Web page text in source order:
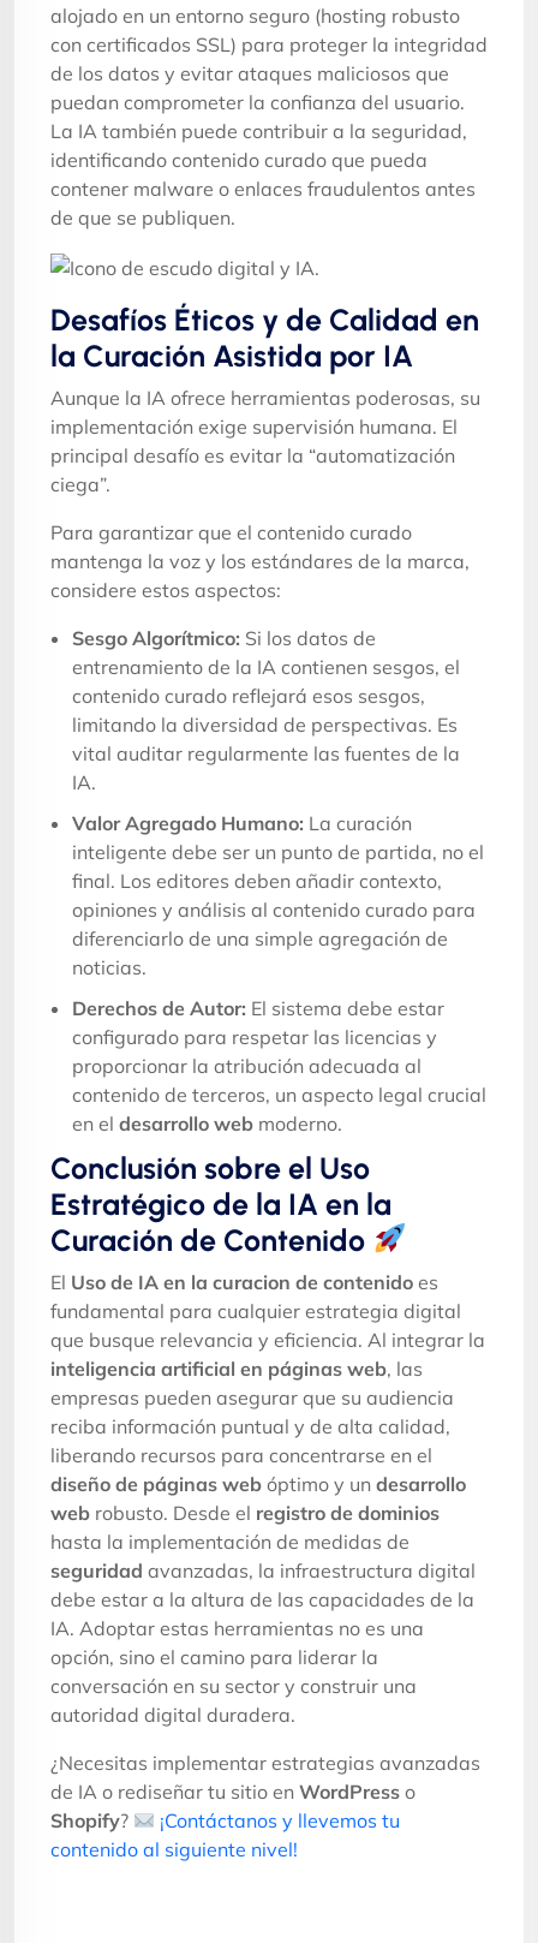
alojado en un entorno seguro (hosting robusto
con certificados SSL) para proteger la integridad
de los datos y evitar ataques maliciosos que
puedan comprometer la confianza del usuario.
La IA también puede contribuir a la seguridad,
identificando contenido curado que pueda
contener malware o enlaces fraudulentos antes
de que se publiquen.
Desafíos Éticos y de Calidad en
la Curación Asistida por IA
Aunque la IA ofrece herramientas poderosas, su
implementación exige supervisión humana. El
principal desafío es evitar la “automatización
ciega”.
Para garantizar que el contenido curado
mantenga la voz y los estándares de la marca,
considere estos aspectos:
Sesgo Algorítmico: Si los datos de
entrenamiento de la IA contienen sesgos, el
contenido curado reflejará esos sesgos,
limitando la diversidad de perspectivas. Es
vital auditar regularmente las fuentes de la
IA.
Valor Agregado Humano: La curación
inteligente debe ser un punto de partida, no el
final. Los editores deben añadir contexto,
opiniones y análisis al contenido curado para
diferenciarlo de una simple agregación de
noticias.
Derechos de Autor: El sistema debe estar
configurado para respetar las licencias y
proporcionar la atribución adecuada al
contenido de terceros, un aspecto legal crucial
en el desarrollo web moderno.
Conclusión sobre el Uso
Estratégico de la IA en la
Curación de Contenido
El Uso de IA en la curacion de contenido es
fundamental para cualquier estrategia digital
que busque relevancia y eficiencia. Al integrar la
inteligencia artificial en páginas web, las
empresas pueden asegurar que su audiencia
reciba información puntual y de alta calidad,
liberando recursos para concentrarse en el
diseño de páginas web óptimo y un desarrollo
web robusto. Desde el registro de dominios
hasta la implementación de medidas de
seguridad avanzadas, la infraestructura digital
debe estar a la altura de las capacidades de la
IA. Adoptar estas herramientas no es una
opción, sino el camino para liderar la
conversación en su sector y construir una
autoridad digital duradera.
¿Necesitas implementar estrategias avanzadas
de IA o rediseñar tu sitio en WordPress o
Shopify?
¡Contáctanos y llevemos tu
contenido al siguiente nivel!